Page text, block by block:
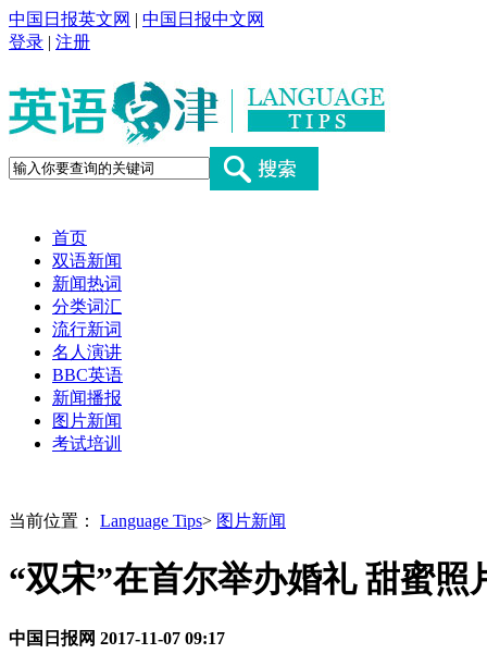
中国日报英文网 | 中国日报中文网
登录 | 注册
首页
双语新闻
新闻热词
分类词汇
流行新词
名人演讲
BBC英语
新闻播报
图片新闻
考试培训
当前位置： Language Tips> 图片新闻
“双宋”在首尔举办婚礼 甜蜜照
中国日报网 2017-11-07 09:17